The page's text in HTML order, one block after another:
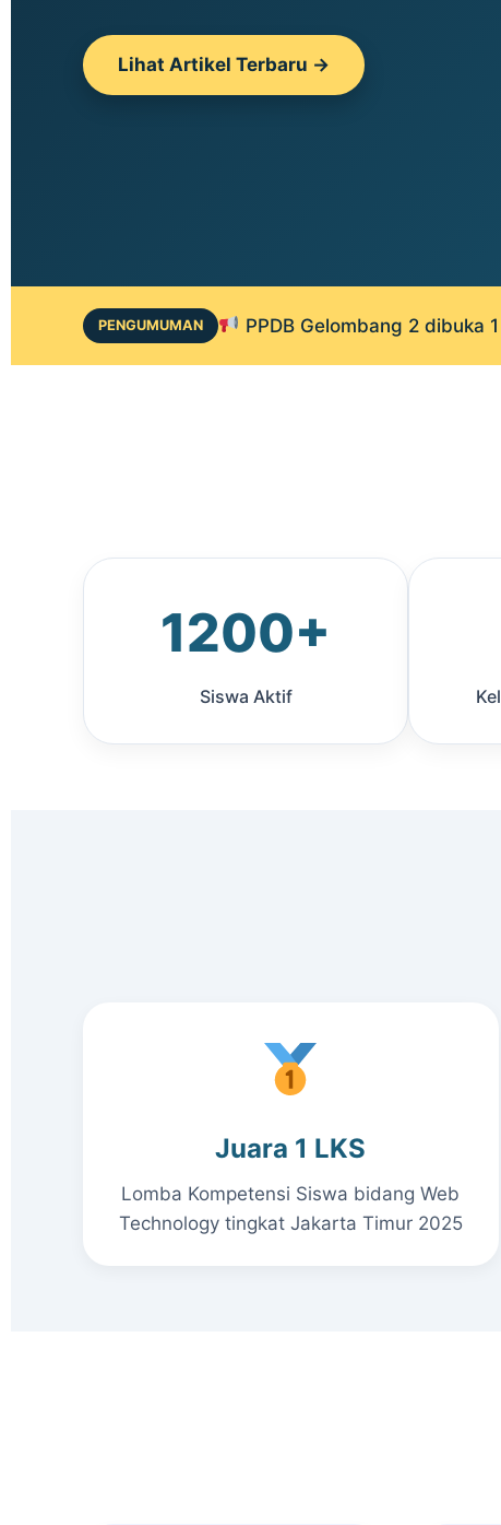
Lihat Artikel Terbaru →
PENGUMUMAN PPDB Gelombang 2 dibuka
1200+
Siswa Aktif
Juara 1 LKS
Lomba Kompetensi Siswa bidang Web
Technology tingkat Jakarta Timur 2025